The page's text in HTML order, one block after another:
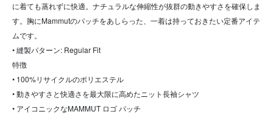
に着ても蒸れずに快適。ナチュラルな伸縮性が抜群の動きやすさを確保しま
す。胸にMammutのパッチをあしらった、一着は持っておきたい定番アイテ
ムです。
• 縫製パターン: Regular Fit
特徴
• 100%リサイクルのポリエステル
• 動きやすさと快適さを最大限に高めたニット長袖シャツ
• アイコニックなMAMMUT ロゴ パッチ